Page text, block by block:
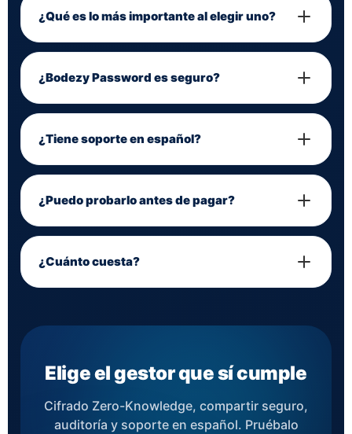
¿Qué es lo más importante al elegir uno?
¿Bodezy Password es seguro?
¿Tiene soporte en español?
¿Puedo probarlo antes de pagar?
¿Cuánto cuesta?
Elige el gestor quesí cumple
Cifrado Zero-Knowledge, compartir seguro,
auditoría y soporte en español. Pruébalo